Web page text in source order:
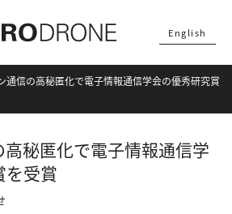
English
通信の高秘匿化で電子情報通信学会の優秀研究賞
高秘匿化で電子情報通信学
を受賞